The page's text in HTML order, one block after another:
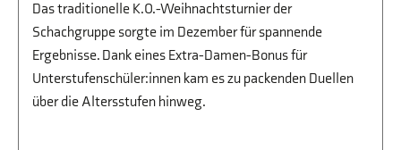
Das traditionelle K.O.-Weihnachtsturnier der
Schachgruppe sorgte im Dezember für spannende
Ergebnisse. Dank eines Extra-Damen-Bonus für
Unterstufenschüler:innen kam es zu packenden Duellen
über die Altersstufen hinweg.